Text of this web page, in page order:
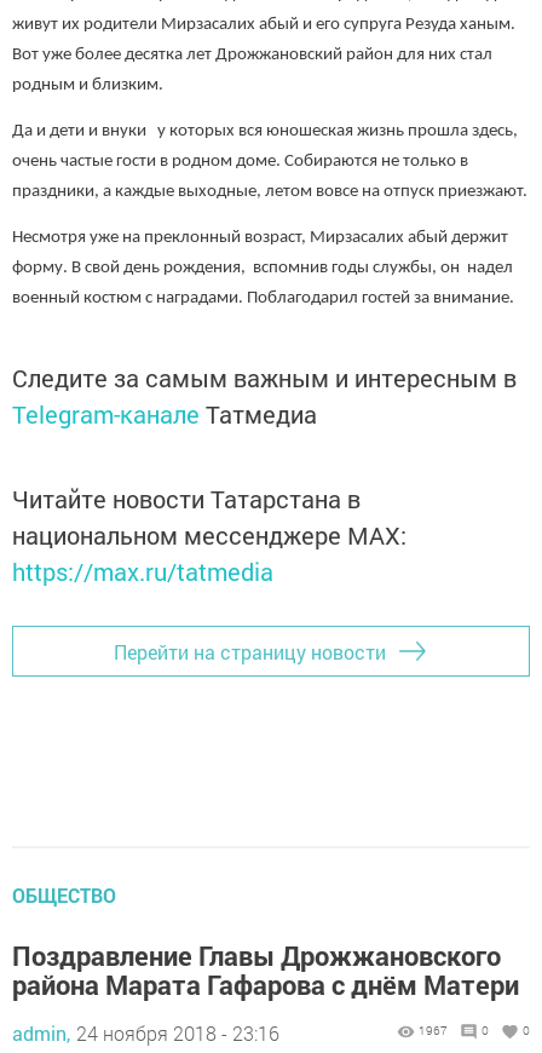
живут их родители Мирзасалих абый и его супруга Резуда ханым.
Вот уже более десятка лет Дрожжановский район для них стал
родным и близким.
Да и дети и внуки у которых вся юношеская жизнь прошла здесь,
очень частые гости в родном доме. Собираются не только в
праздники, а каждые выходные, летом вовсе на отпуск приезжают.
Несмотря уже на преклонный возраст, Мирзасалих абый держит
форму. В свой день рождения, вспомнив годы службы, он надел
военный костюм с наградами. Поблагодарил гостей за внимание.
Следите за самым важным и интересным в
Telegram-канале Татмедиа
Читайте новости Татарстана в
национальном мессенджере MАХ:
https://max.ru/tatmedia
Перейти на страницу новости
ОБЩЕСТВО
Поздравление Главы Дрожжановского
района Марата Гафарова с днём Матери
admin, 24 ноября 2018 - 23:16 1967 0 0